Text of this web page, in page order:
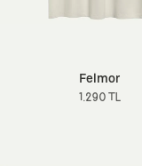
Felmor
1.290 TL